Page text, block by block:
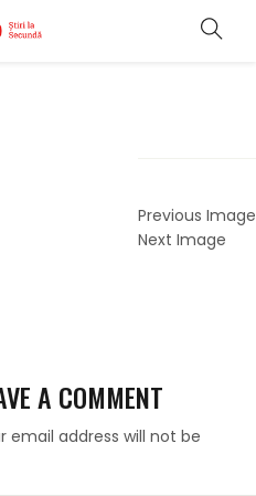
Previous Image
Next Image
A COMMENT
email address will not be